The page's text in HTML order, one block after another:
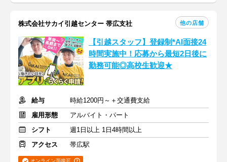
株式会社サカイ引越センター 帯広支社 他の店舗
【引越スタッフ】登録制*AI面接24
時間実施中！応募から最短2日後に
勤務可能◎高校生歓迎★
給与
時給1200円～＋交通費支給
雇用形態
アルバイト・パート
シフト
週1日以上 1日4時間以上
アクセス
帯広駅
オンライン面接可